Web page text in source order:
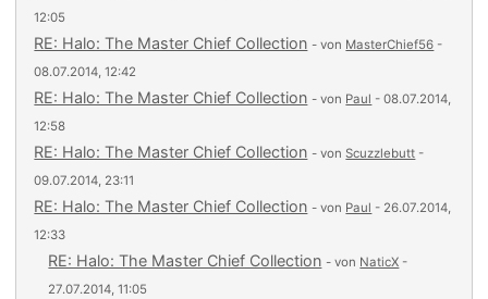
12:05
RE: Halo: The Master Chief Collection - von MasterChief56 -
08.07.2014, 12:42
RE: Halo: The Master Chief Collection - von Paul - 08.07.2014,
12:58
RE: Halo: The Master Chief Collection - vonScuzzlebutt -
09.07.2014, 23:11
RE: Halo: The Master Chief Collection - von Paul - 26.07.2014,
12:33
RE: Halo: The Master Chief Collection - von NaticX -
27.07.2014, 11:05